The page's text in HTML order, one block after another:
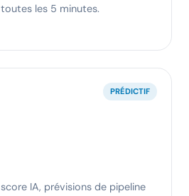
les 5 minutes.
PRÉDICTIF
IA, prévisions de pipeline